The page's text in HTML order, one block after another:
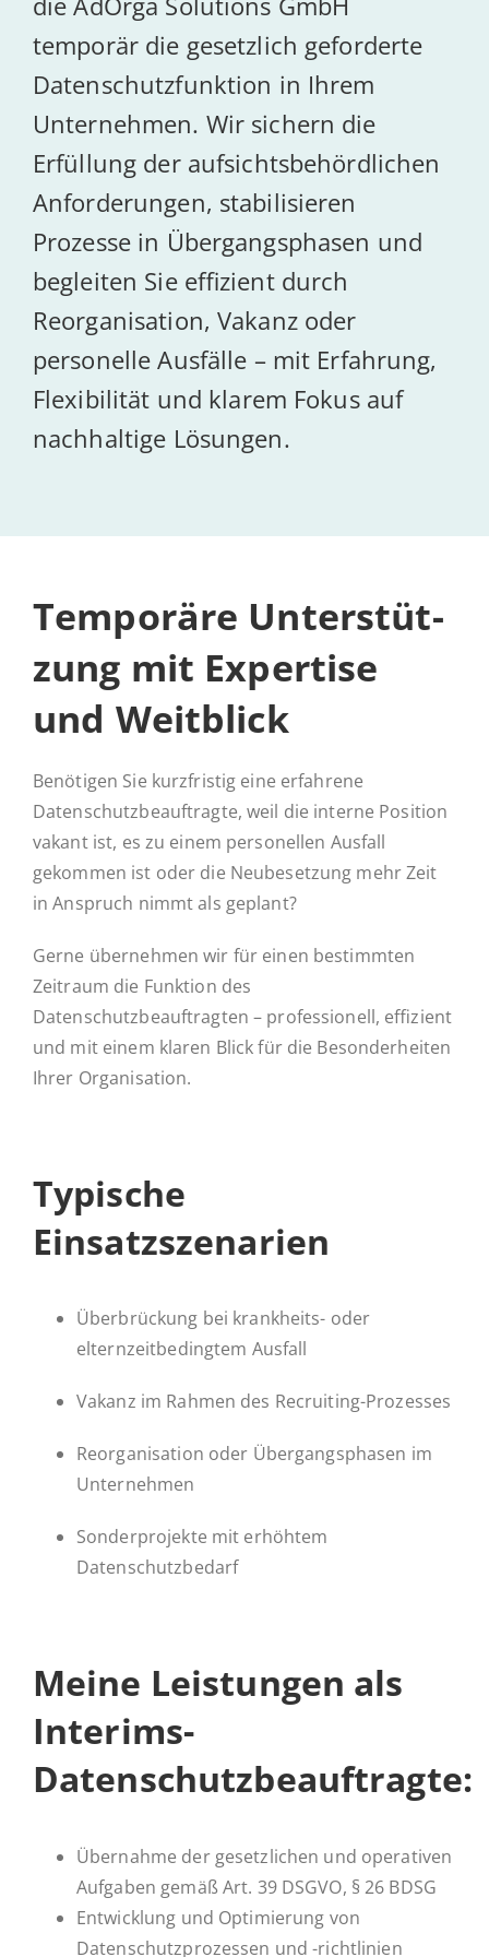
Ak­tu­el­les
Kontakt
temporär die gesetzlich geforderte
Datenschutzfunktion in Ihrem
Unternehmen. Wir sichern die
Erfüllung der aufsichtsbehördlichen
Anforderungen, stabilisieren
Prozesse in Übergangsphasen und
begleiten Sie effizient durch
Reorganisation, Vakanz oder
personelle Ausfälle – mit Erfahrung,
Flexibilität und klarem Fokus auf
nachhaltige Lösungen.
Tem­po­rä­re Un­ter­stüt­
zung mit Ex­per­ti­se
und Weitblick
Benötigen Sie kurzfristig eine erfahrene
Datenschutzbeauftragte, weil die interne Position
vakant ist, es zu einem personellen Ausfall
gekommen ist oder die Neubesetzung mehr Zeit
in Anspruch nimmt als geplant?
Gerne übernehmen wir für einen bestimmten
Zeitraum die Funktion des
Datenschutzbeauftragten – professionell, effizient
und mit einem klaren Blick für die Besonderheiten
Ihrer Organisation.
Ty­pi­sche
Einsatzszenarien
Überbrückung bei krankheits- oder
elternzeitbedingtem Ausfall
Vakanz im Rahmen des Recruiting-Prozesses
Reorganisation oder Übergangsphasen im
Unternehmen
Sonderprojekte mit erhöhtem
Datenschutzbedarf
Meine Leis­tun­gen als
Interims-
Datenschutzbeauftragte:
Übernahme der gesetzlichen und operativen
Aufgaben gemäß Art. 39 DSGVO, § 26 BDSG
Entwicklung und Optimierung von
Datenschutzprozessen und -richtlinien